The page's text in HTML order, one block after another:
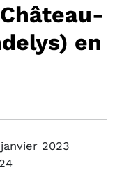
en
2023